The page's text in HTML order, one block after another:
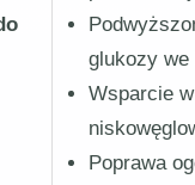
glukozy we
Wsparcie
Poprawa